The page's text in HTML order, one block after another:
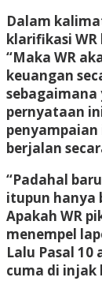
Dalam
klarifikasi
“Maka WR
keuangan
sebagaimana
pernyataan
berjalan
“Padahal
itupun hanya
Apakah WR
menempel
Lalu Pasal 10
cuma di injak